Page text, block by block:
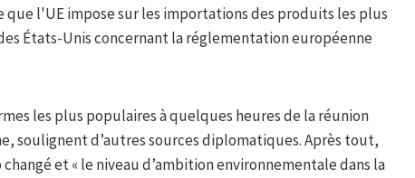
l'UE impose sur les importations des produits les plus
États-Unis concernant la réglementation européenne
les plus populaires à quelques heures de la réunion
soulignent d’autres sources diplomatiques. Après tout,
et « le niveau d’ambition environnementale dans la